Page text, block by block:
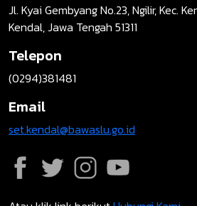
Jl. Kyai Gembyang No.23, Ngilir, Kec.
Kendal, Jawa Tengah 51311
Telepon
(0294)381481
Email
set.kendal@bawaslu.go.id